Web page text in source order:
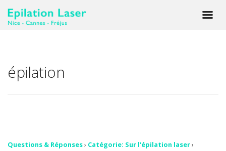
épilation
Questions & Réponses› Catégorie: Sur l'épilation laser›